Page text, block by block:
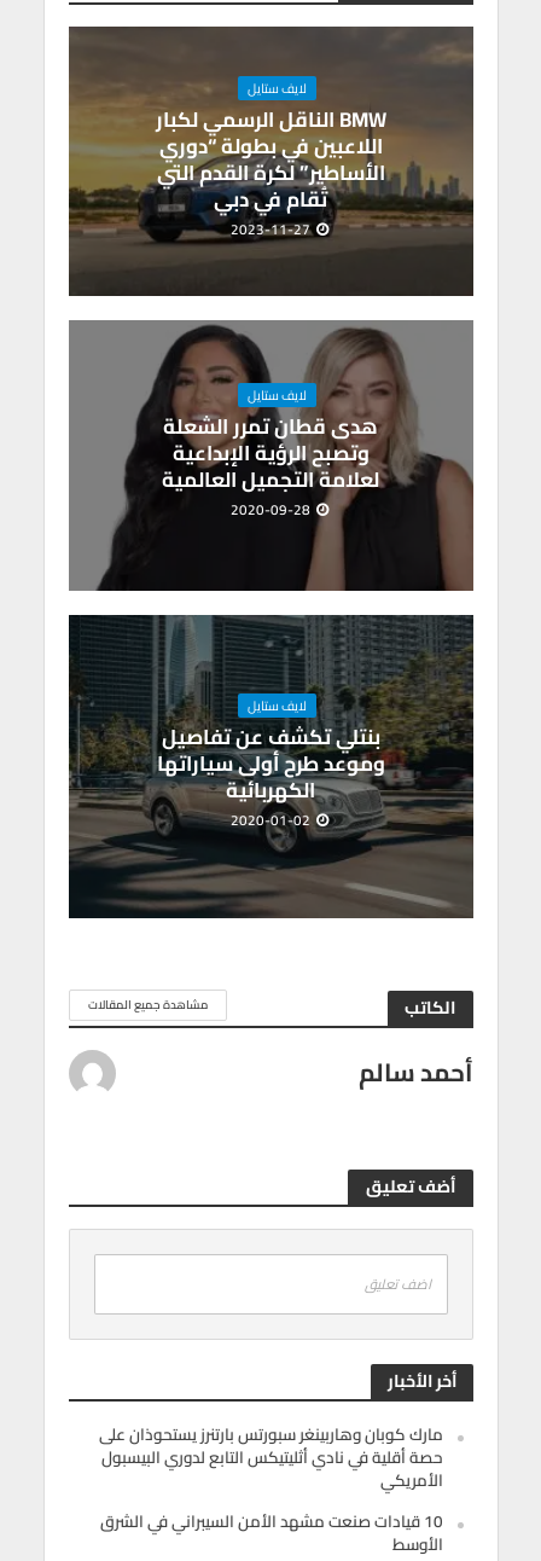
k
p o
A
p
p
n
m
لايف ستايل
BMW الناقل الرسمي لكبار
اللاعبين في بطولة “دوري
الأساطير” لكرة القدم التي
تُقام في دبي
2023-11-27
لايف ستايل
هدى قطان تمرر الشعلة
وتصبح الرؤية الإبداعية
لعلامة التجميل العالمية
2020-09-28
لايف ستايل
بنتلي تكشف عن تفاصيل
وموعد طرح أولى سياراتها
الكهربائية
2020-01-02
الكاتب مشاهدة جميع المقالات
أحمد سالم
أضف تعليق
اضف تعليق
أخر الأخبار
مارك كوبان وهاربينغر سبورتس بارتنرز يستحوذان على
حصة أقلية في نادي أثليتيكس التابع لدوري البيسبول
الأمريكي
10 قيادات صنعت مشهد الأمن السيبراني في الشرق
الأوسط